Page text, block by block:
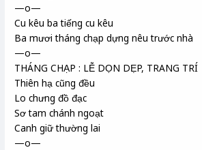
—o—
Cu kêu ba tiếng cu kêu
Ba mươi tháng chạp dựng nêu trước nhà
—o—
THÁNG CHẠP : LỄ DỌN DẸP, TRANG TRÍ
Thiên hạ cũng đều
Lo chưng đồ đạc
Sơ tam chánh ngoạt
Canh giữ thường lai
—o—